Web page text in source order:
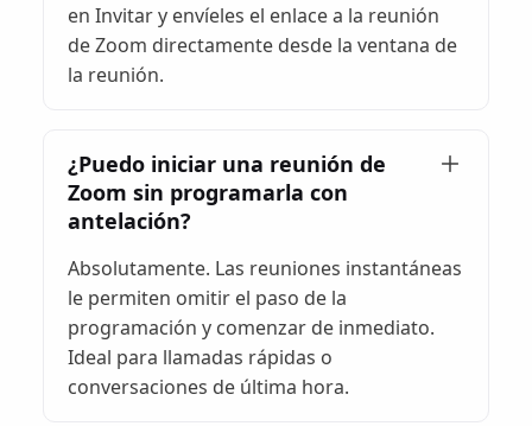
en Invitar y envíeles el enlace a la reunión
de Zoom directamente desde la ventana de
la reunión.
¿Puedo iniciar una reunión de
Zoom sin programarla con
antelación?
Absolutamente. Las reuniones instantáneas
le permiten omitir el paso de la
programación y comenzar de inmediato.
Ideal para llamadas rápidas o
conversaciones de última hora.